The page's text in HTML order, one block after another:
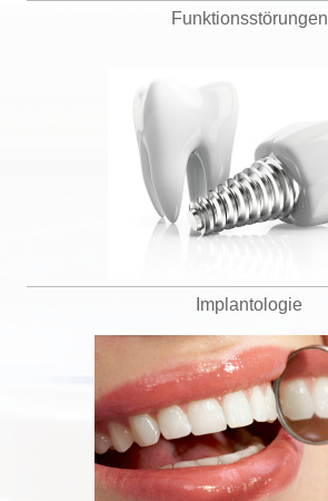
Funktionsstörungen
Implantologie